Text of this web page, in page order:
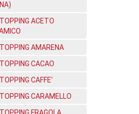
ACETO
AMARENA
CACAO
CAFFE'
CARAMELLO